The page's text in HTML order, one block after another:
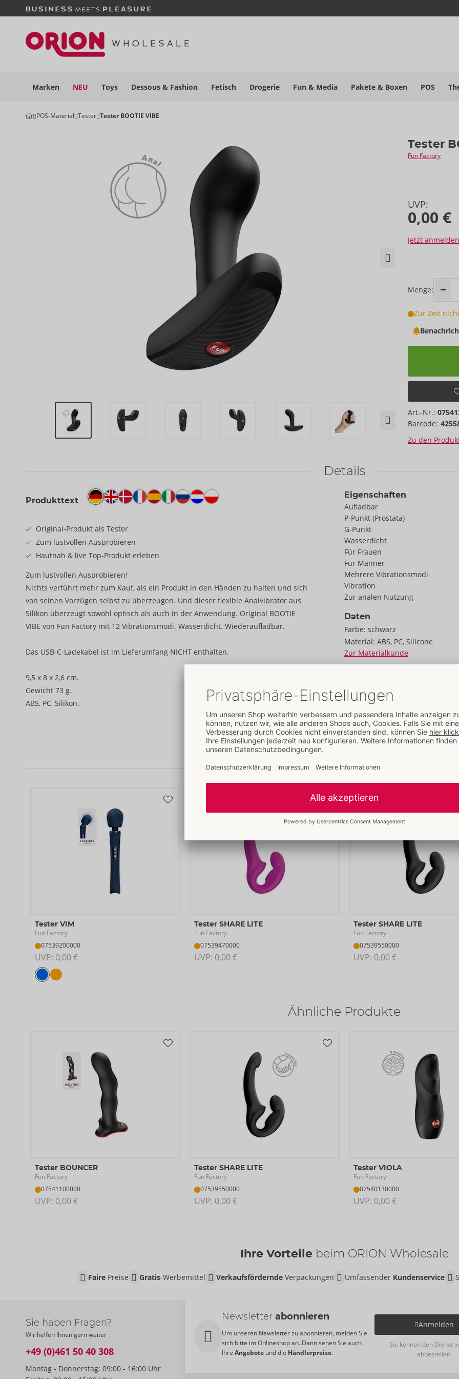
Marken NEU Toys Dessous & Fashion Fetisch Drogerie Fun & Media Pakete & Boxen POS
POS-Material Tester Tester BOOTIE VIBE
Tester
Fun Factory
UVP:
0,00 €
Jetzt
Menge:
Zur Zeit
Art.-Nr.:
Barcode:
Zu den
Details
Produkttext
Original-Produkt als Tester
Zum lustvollen Ausprobieren
Hautnah & live Top-Produkt erleben
Zum lustvollen Ausprobieren!
Nichts verführt mehr zum Kauf, als ein Produkt in den Händen zu halten und sich
von seinen Vorzügen selbst zu überzeugen. Und dieser flexible Analvibrator aus
Silikon überzeugt sowohl optisch als auch in der Anwendung. Original BOOTIE
VIBE von Fun Factory mit 12 Vibrationsmodi. Wasserdicht. Wiederaufladbar.
Das USB-C-Ladekabel ist im Lieferumfang NICHT enthalten.
9,5 x 8 x 2,6 cm.
Gewicht 73 g.
ABS, PC, Silikon.
Eigenschaften
Aufladbar
P-Punkt (Prostata)
G-Punkt
Wasserdicht
Für Frauen
Für Männer
Mehrere Vibrationsmodi
Vibration
Zur analen Nutzung
Daten
Farbe: schwarz
Material: ABS, PC, Silicone
Zur Materialkunde
Gewicht: 75 g
Verpackung
Breite: 14 cm
Höhe: 2,5 cm
Art.-Nr.: 07541370000
Barcode: 4255821804443 (EAN-
Zolltarifnummer: 90191010
Mehr lesen
Weitere Artikel vonFun Factory
Tester VIM
Fun Factory
07539200000
UVP: 0,00 €
Tester SHARE LITE
Fun Factory
07539470000
UVP: 0,00 €
Tester SHARE LITE
Fun Factory
07539550000
UVP: 0,00 €
Ähnliche Produkte
Tester BOUNCER
Fun Factory
07541100000
UVP: 0,00 €
Tester SHARE LITE
Fun Factory
07539550000
UVP: 0,00 €
Tester VIOLA
Fun Factory
07540130000
UVP: 0,00 €
Ihre Vorteile beim ORION Wholesale
FairePreise Gratis-Werbemittel VerkaufsförderndeVerpackungen Umfassender Kundenservice
Sie haben Fragen?
Wir helfen Ihnen gern weiter
+49 (0)461 50 40 308
Montag - Donnerstag: 09:00 - 16:00 Uhr
Newsletter abonnieren
Um unseren Newsletter zu abonnieren, melden Sie
sich bitte im Onlineshop an. Dann sehen Sie auch
Ihre Angebote und die Händlerpreise.
Anmelden
Sie können den Dienst
abbestellen.